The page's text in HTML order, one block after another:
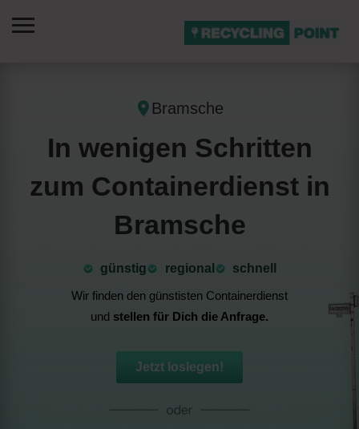
Bramsche
In wenigen Schritten
zum Containerdienst in
Bramsche
günstig ⁠regional
schnell
Wir finden den günstisten Containerdienst
und stellen für Dich die Anfrage.
Jetzt loslegen!